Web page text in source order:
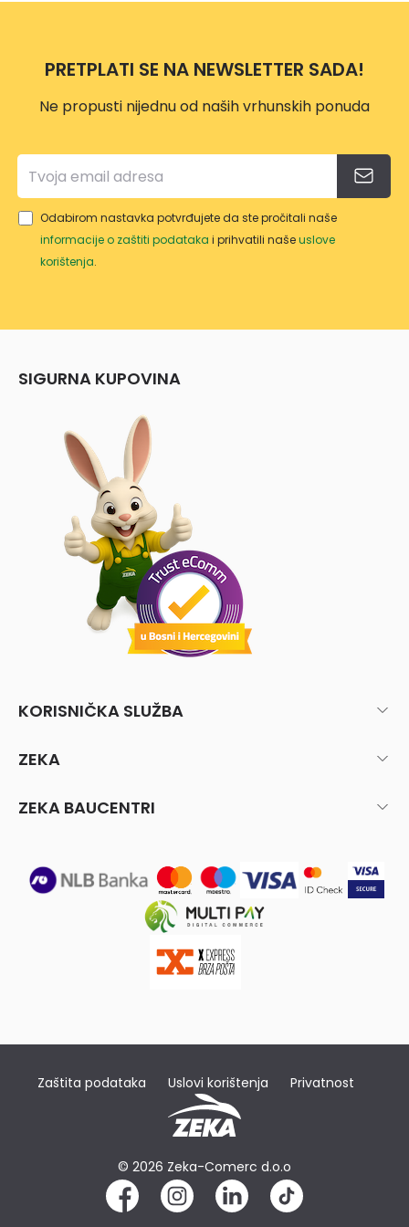
Z478
PRETPLATI SE NA NEWSLETTER SADA!
Ne propusti nijednu od naših vrhunskih ponuda
Odabirom nastavka potvrđujete da ste pročitali naše
informacije o zaštiti podataka i prihvatili našeuslove
korištenja.
SIGURNA KUPOVINA
KORISNIČKA SLUŽBA
ZEKA
ZEKA BAUCENTRI
Zaštita podataka Uslovi korištenja Privatnost
© 2026 Zeka-Comerc d.o.o